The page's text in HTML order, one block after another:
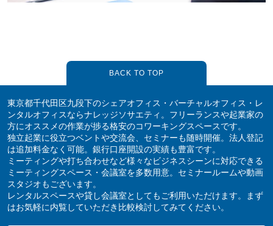
BACK TO TOP
東京都千代田区九段下のシェアオフィス・バーチャルオフィス・レ
ンタルオフィスならナレッジソサエティ。フリーランスや起業家の
方にオススメの作業が捗る格安のコワーキングスペースです。
独立起業に役立つベントや交流会、セミナーも随時開催。法人登記
は追加料金なく可能。銀行口座開設の実績も豊富です。
ミーティングや打ち合わせなど様々なビジネスシーンに対応できる
ミーティングスペース・会議室を多数用意。セミナールームや動画
スタジオもございます。
レンタルスペースや貸し会議室としてもご利用いただけます。まず
はお気軽に内覧していただき比較検討してみてください。